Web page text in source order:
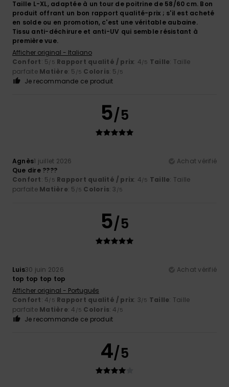
Taille L-XL, adaptée à un tour de poitrine de 58/60 cm. Bon
produit offrant un bon rapport qualité-prix ; s'il est acheté
en solde ou en promotion, c'est une véritable aubaine.
Tissu anti-déchirure et anti-UV qui semble résistant à
première vue.
Afficher original - Italiano
Confort: 5/5 Rapport qualité / prix: 4/5 Taille: Taille
parfaite Matière: 5 /5 Coloris: 5 /5
Je recommande ce produit
5/5
Agnès1 juillet 2026
Achat vérifié
Que dire ????
Confort: 5/5 Rapport qualité / prix: 4/5 Taille: Taille
parfaite Matière: 5 /5 Coloris: 3 /5
5/5
Luis30 juin 2026
Achat vérifié
top top top top
Afficher original - Português
Confort: 4/5 Rapport qualité / prix: 3/5 Taille: Taille
parfaite Matière: 4 /5 Coloris: 4 /5
Je recommande ce produit
4/5